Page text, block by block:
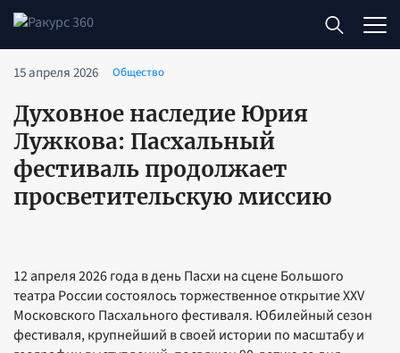
15 апреля 2026 Общество
Духовное наследие Юрия
Лужкова: Пасхальный
фестиваль продолжает
просветительскую миссию
12 апреля 2026 года в день Пасхи на сцене Большого
театра России состоялось торжественное открытие XXV
Московского Пасхального фестиваля. Юбилейный сезон
фестиваля, крупнейший в своей истории по масштабу и